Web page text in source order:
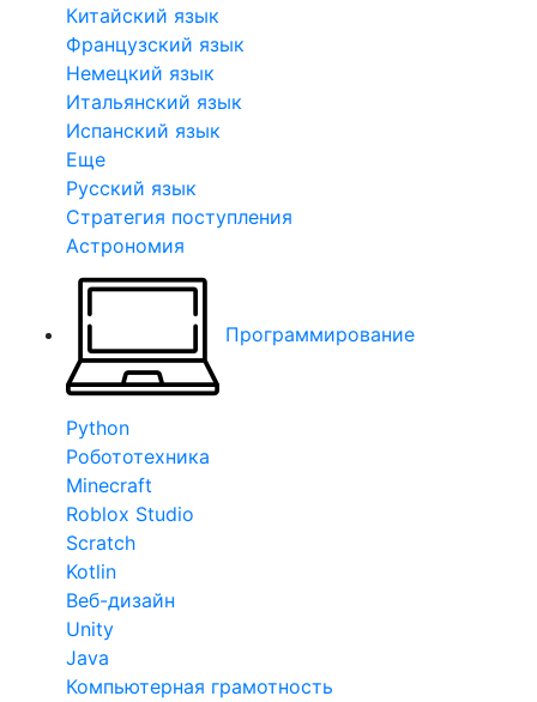
Китайский язык
Французский язык
Немецкий язык
Итальянский язык
Испанский язык
Еще
Русский язык
Стратегия поступления
Астрономия
Программирование
Python
Робототехника
Minecraft
Roblox Studio
Scratch
Kotlin
Веб-дизайн
Unity
Java
Компьютерная грамотность